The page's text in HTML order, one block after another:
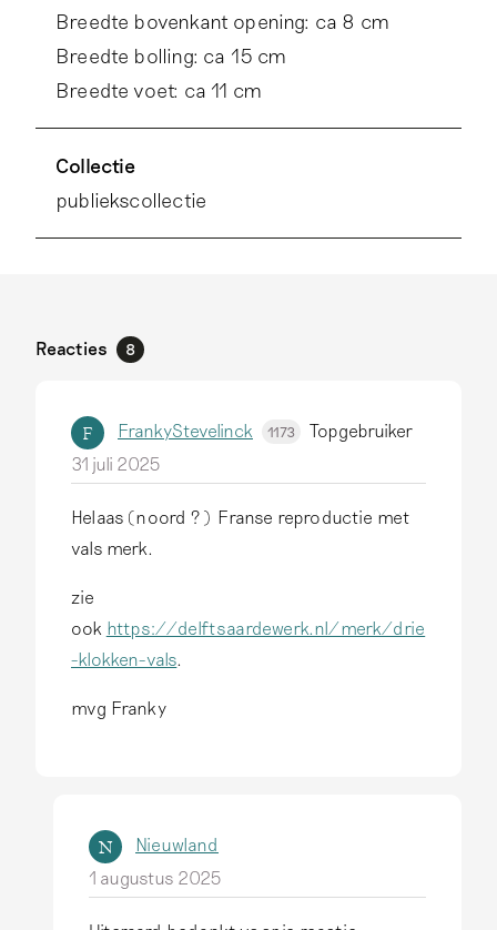
Breedte bovenkant opening: ca 8 cm
Breedte bolling: ca 15 cm
Breedte voet: ca 11 cm
Collectie
publiekscollectie
Reacties 8
F FrankyStevelinck 1173
Topgebruiker
31 juli 2025
Helaas (noord ? ) Franse reproductie met
vals merk.
zie
ook https://delftsaardewerk.nl/merk/drie
-klokken-vals
mvg Franky
N
Nieuwland
1 augustus 2025